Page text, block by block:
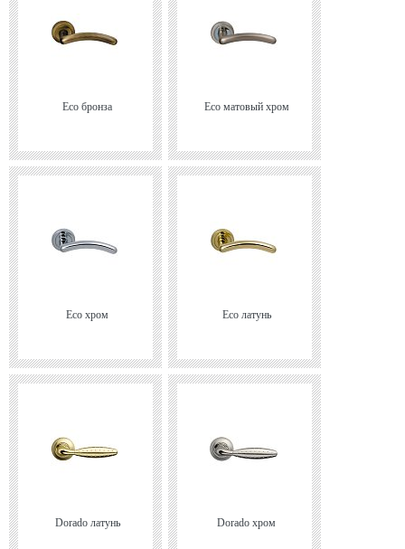
Eco бронза Eco матовый хром
Eco хром Eco латунь
Dorado латунь Dorado хром